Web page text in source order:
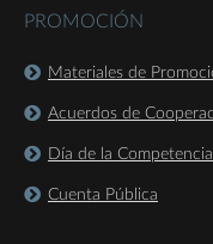
PROMOCIÓN
Materiales de
Acuerdos de
Día de la Competencia
Cuenta Pública